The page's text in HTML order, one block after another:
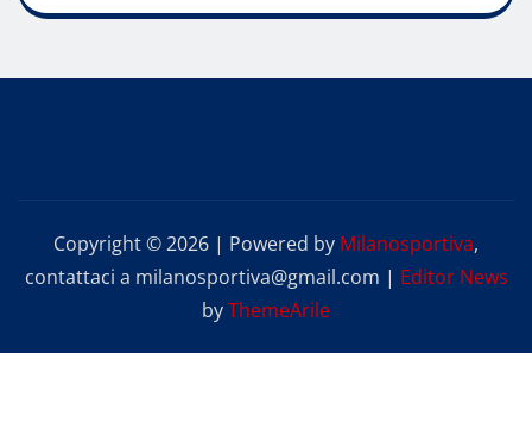
Copyright © 2026 | Powered by Milanosportiva,
contattaci a milanosportiva@gmail.com | Editor News
byThemeArile